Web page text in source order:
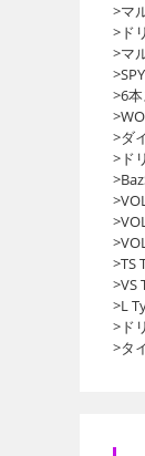
>マ
>ド
>マ
>6
>ダ
>ド
>TS
>VS
>L
>ド
>タ